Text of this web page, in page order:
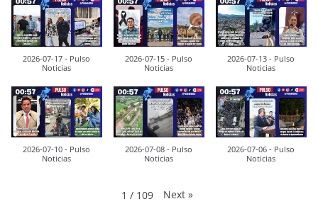
2026-07-17 - Pulso
Noticias
2026-07-15 - Pulso
Noticias
2026-07-13 - Pulso
Noticias
2026-07-10 - Pulso
Noticias
2026-07-08 - Pulso
Noticias
2026-07-06 - Pulso
Noticias
1 / 109 Next »